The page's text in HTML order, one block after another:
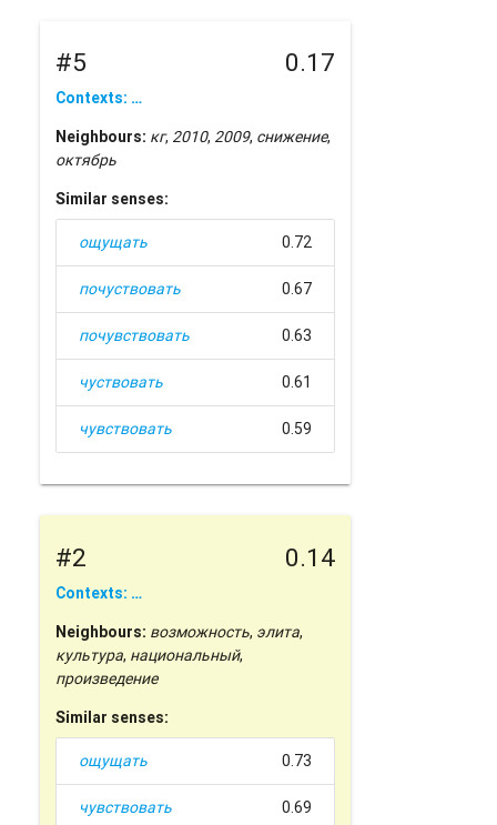
#5 0.17
Contexts: …
Neighbours: кг, 2010, 2009, снижение,
октябрь
Similar senses:
ощущать 0.72
почуствовать 0.67
почувствовать 0.63
чуствовать 0.61
чувствовать 0.59
#2 0.14
Contexts: …
Neighbours: возможность, элита,
культура, национальный,
произведение
Similar senses:
ощущать 0.73
чувствовать 0.69